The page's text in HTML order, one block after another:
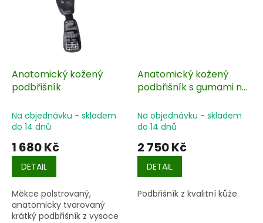
Anatomický kožený
podbřišník
Na objednávku - skladem
do 14 dnů
1 680 Kč
DETAIL
Měkce polstrovaný,
anatomicky tvarovaný
krátký podbřišník z vysoce
Anatomický kožený
podbřišník s gumami na
Na objednávku - skladem
do 14 dnů
2 750 Kč
DETAIL
Podbřišník z kvalitní kůže.